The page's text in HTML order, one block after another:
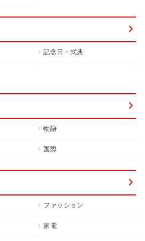
記念日・式典
物語
国際
ファッション
家電